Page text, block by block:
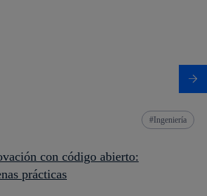
Ingeniería
con código abierto:
prácticas